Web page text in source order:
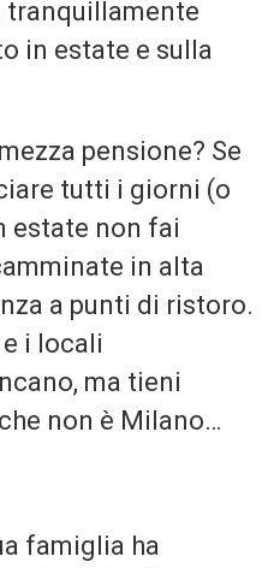
in estate e sulla
pensione? Se
tutti i giorni (o
estate non fai
in alta
a punti di ristoro.
i locali
ma tieni
non è Milano…
famiglia ha